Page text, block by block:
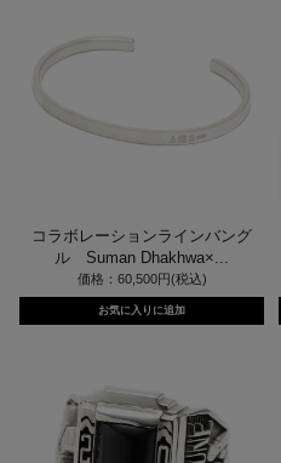
コラボレーションラインバング
ル Suman Dhakhwa×...
価格：60,500円(税込)